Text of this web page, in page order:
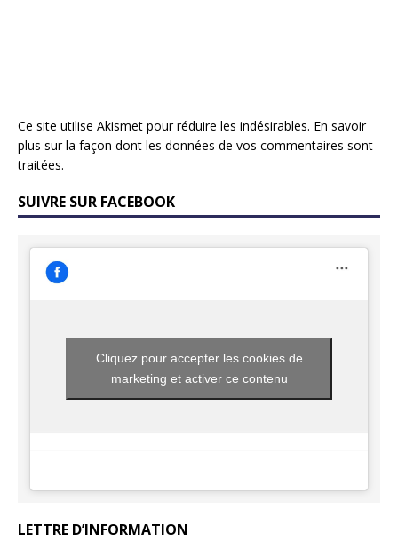
Ce site utilise Akismet pour réduire les indésirables. En savoir
plus sur la façon dont les données de vos commentaires sont
traitées.
SUIVRE SUR FACEBOOK
Cliquez pour accepter les cookies de
marketing et activer ce contenu
LETTRE D’INFORMATION